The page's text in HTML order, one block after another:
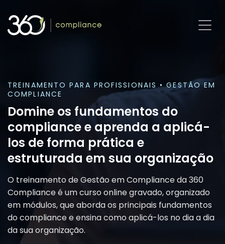
para
TREINAMENTO PARA PROFISSIONAIS • GESTÃO EM
COMPLIANCE
Domine os fundamentos do
compliance e aprenda a aplicá-
los de forma prática e
estruturada em sua organização
O treinamento de Gestão em Compliance da 360
Compliance é um curso online gravado, organizado
em módulos, que aborda os principais fundamentos
do compliance e ensina como aplicá-los no dia a dia
da sua organização.